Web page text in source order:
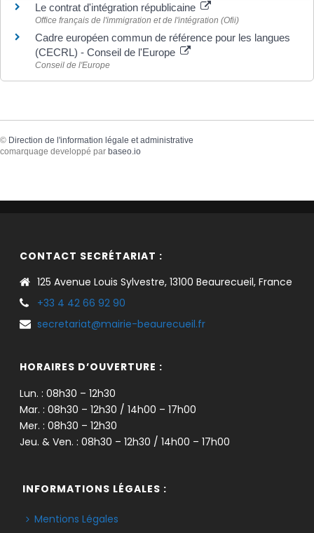
Le contrat d'intégration républicaine
Office français de l'immigration et de l'intégration (Ofii)
Cadre européen commun de référence pour les langues
(CECRL) - Conseil de l'Europe
Conseil de l'Europe
© Direction de l'information légale et administrative
comarquage developpé par baseo.io
CONTACT SECRÉTARIAT :
125 Avenue Louis Sylvestre, 13100 Beaurecueil, France
+33 4 42 66 92 90
secretariat@mairie-beaurecueil.fr
HORAIRES D’OUVERTURE :
Lun. : 08h30 – 12h30
Mar. : 08h30 – 12h30 / 14h00 – 17h00
Mer. : 08h30 – 12h30
Jeu. & Ven. : 08h30 – 12h30 / 14h00 – 17h00
INFORMATIONS LÉGALES :
Mentions Légales